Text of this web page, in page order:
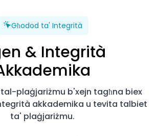
Għodod ta' Integrità
& Integrità
plaġjariżmu b'xejn tagħna biex
akkademika u tevita talbiet
ta' plaġjariżmu.